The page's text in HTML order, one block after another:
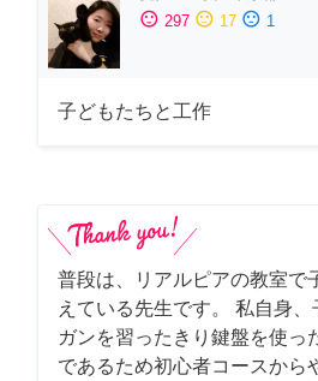
sentiment_satisfied 297 sentiment_neutral 17 sentiment_dissatisfied 1
子どもたちと工作
普段は、リアルピアの教室で
えている先生です。 私自身
ガンを習ったきり鍵盤を使っ
であるため初心者コースから